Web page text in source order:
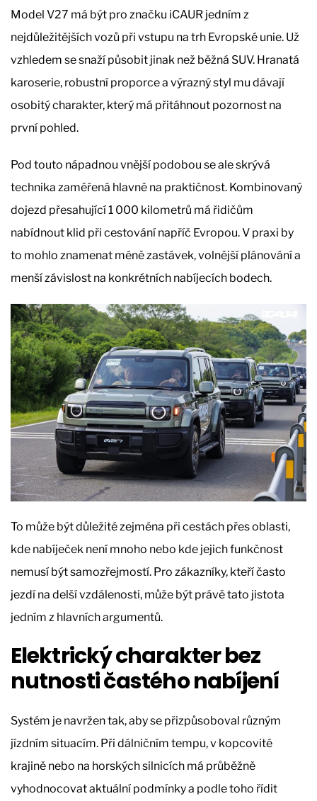
Model V27 má být pro značku iCAUR jedním z
nejdůležitějších vozů při vstupu na trh Evropské unie. Už
vzhledem se snaží působit jinak než běžná SUV. Hranatá
karoserie, robustní proporce a výrazný styl mu dávají
osobitý charakter, který má přitáhnout pozornost na
první pohled.
Pod touto nápadnou vnější podobou se ale skrývá
technika zaměřená hlavně na praktičnost. Kombinovaný
dojezd přesahující 1 000 kilometrů má řidičům
nabídnout klid při cestování napříč Evropou. V praxi by
to mohlo znamenat méně zastávek, volnější plánování a
menší závislost na konkrétních nabíjecích bodech.
To může být důležité zejména při cestách přes oblasti,
kde nabíječek není mnoho nebo kde jejich funkčnost
nemusí být samozřejmostí. Pro zákazníky, kteří často
jezdí na delší vzdálenosti, může být právě tato jistota
jedním z hlavních argumentů.
Elektrický charakter bez
nutnosti častého nabíjení
Systém je navržen tak, aby se přizpůsoboval různým
jízdním situacím. Při dálničním tempu, v kopcovité
krajině nebo na horských silnicích má průběžně
vyhodnocovat aktuální podmínky a podle toho řídit